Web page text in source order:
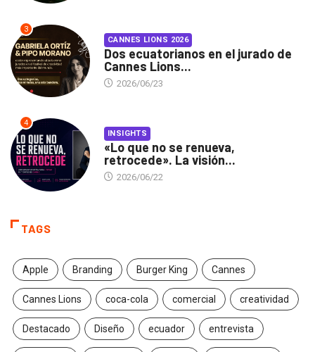
3
CANNES LIONS 2026
Dos ecuatorianos en el jurado de
Cannes Lions...
2026/06/23
4
INSIGHTS
«Lo que no se renueva,
retrocede». La visión...
2026/06/22
TAGS
Apple Branding Burger King Cannes
Cannes Lions coca-cola comercial creatividad
Destacado Diseño ecuador entrevista